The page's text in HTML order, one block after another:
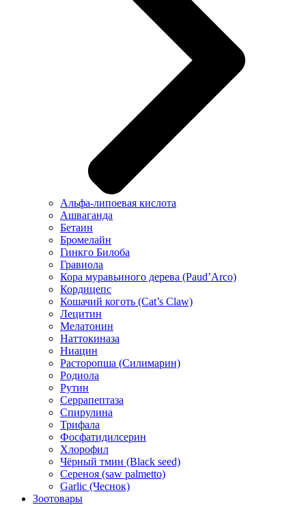
Альфа-липоевая кислота
Ашваганда
Бетаин
Бромелайн
Гинкго Билоба
Гравиола
Кора муравьиного дерева (Paud’Arco)
Кордицепс
Кошачий коготь (Cat’s Claw)
Лецитин
Мелатонин
Наттокиназа
Ниацин
Расторопша (Силимарин)
Родиола
Рутин
Серрапептаза
Спирулина
Трифала
Фосфатидилсерин
Хлорофил
Чёрный тмин (Black seed)
Сереноя (saw palmetto)
Garlic (Чеснок)
Зоотовары